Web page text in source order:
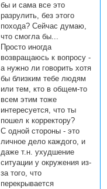
бы и сама все это
разрулить, без этого
похода? Сейчас думаю,
что смогла бы...
Просто иногда
возвращаюсь к вопросу -
а нужно ли говорить хотя
бы близким тебе людям
или тем, кто в общем-то
всем этим тоже
интересуется, что ты
пошел к корректору?
С одной стороны - это
личное дело каждого, и
даже т.н. ухудшение
ситуации у окружения из-
за того, что
перекрывается